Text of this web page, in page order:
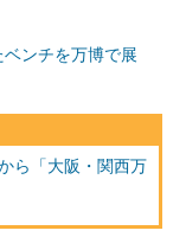
ンチを万博で展
ら「大阪・関西万